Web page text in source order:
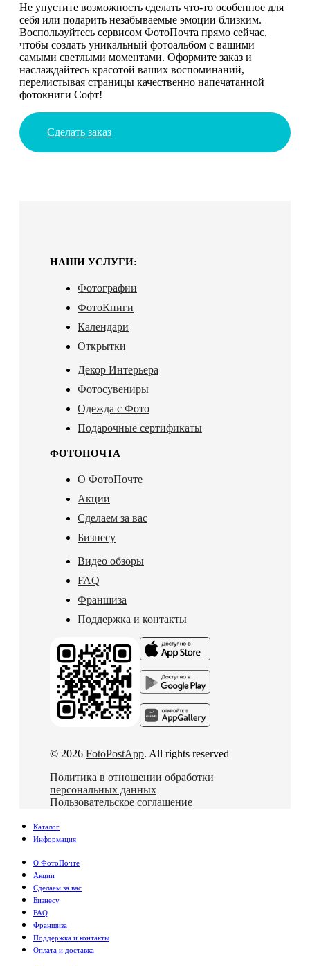
Не упустите возможность сделать что-то особенное для
себя или подарить незабываемые эмоции близким.
Воспользуйтесь сервисом ФотоПочта прямо сейчас,
чтобы создать уникальный фотоальбом с вашими
самыми светлыми моментами. Оформите заказ и
наслаждайтесь красотой ваших воспоминаний,
перелистывая страницы качественно напечатанной
фотокниги Софт!
Сделать заказ
НАШИ УСЛУГИ:
Фотографии
ФотоКниги
Календари
Открытки
Декор Интерьера
Фотосувениры
Одежда с Фото
Подарочные сертификаты
ФОТОПОЧТА
О ФотоПочте
Акции
Сделаем за вас
Бизнесу
Видео обзоры
FAQ
Франшиза
Поддержка и контакты
© 2026 FotoPostApp. All rights reserved
Политика в отношении обработки
персональных данных
Пользовательское соглашение
Каталог
Информация
О ФотоПочте
Акции
Сделаем за вас
Бизнесу
FAQ
Франшиза
Поддержка и контакты
Оплата и доставка